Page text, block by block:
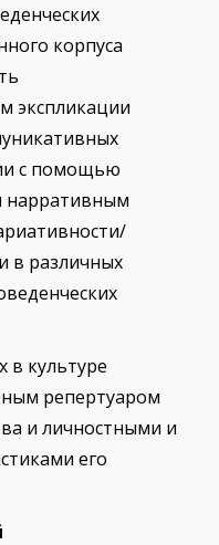
корпуса
экспликации
с помощью
нарративным
в различных
культуре
репертуаром
и личностными и
его